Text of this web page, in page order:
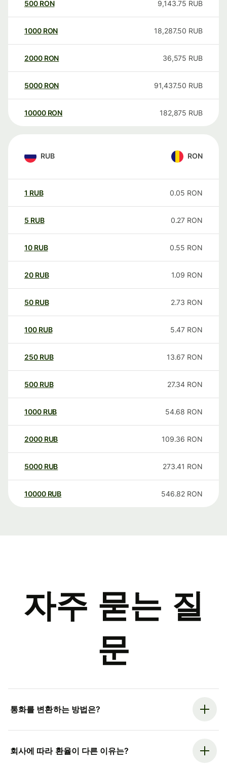
500 RON 9,143.75 RUB
1000 RON 18,287.50 RUB
2000 RON 36,575 RUB
5000 RON 91,437.50 RUB
10000 RON 182,875 RUB
RUB RON
1 RUB 0.05 RON
5 RUB 0.27 RON
10 RUB 0.55 RON
20 RUB 1.09 RON
50 RUB 2.73 RON
100 RUB 5.47 RON
250 RUB 13.67 RON
500 RUB 27.34 RON
1000 RUB 54.68 RON
2000 RUB 109.36 RON
5000 RUB 273.41 RON
10000 RUB 546.82 RON
자주 묻는 질
문
통화를 변환하는 방법은?
회사에 따라 환율이 다른 이유는?